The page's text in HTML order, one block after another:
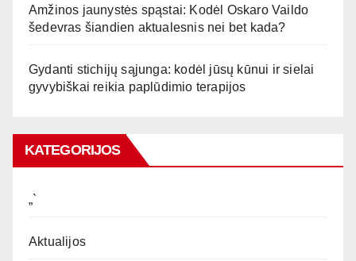
Amžinos jaunystės spąstai: Kodėl Oskaro Vaildo
šedevras šiandien aktualesnis nei bet kada?
Gydanti stichijų sąjunga: kodėl jūsų kūnui ir sielai
gyvybiškai reikia paplūdimio terapijos
KATEGORIJOS
„`
Aktualijos